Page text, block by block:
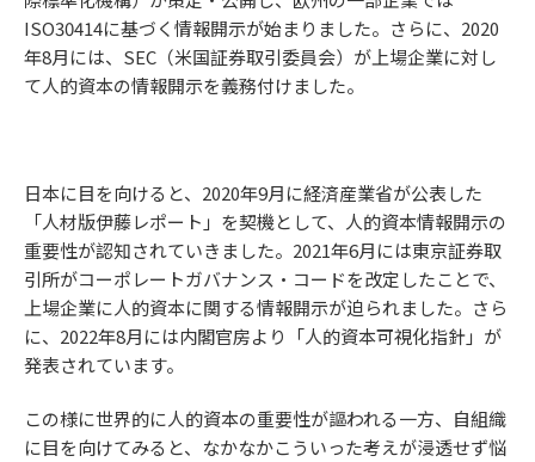
ISO30414に基づく情報開示が始まりました。さらに、2020
年8月には、SEC（米国証券取引委員会）が上場企業に対し
て人的資本の情報開示を義務付けました。
日本に目を向けると、2020年9月に経済産業省が公表した
「人材版伊藤レポート」を契機として、人的資本情報開示の
重要性が認知されていきました。2021年6月には東京証券取
引所がコーポレートガバナンス・コードを改定したことで、
上場企業に人的資本に関する情報開示が迫られました。さら
に、2022年8月には内閣官房より「人的資本可視化指針」が
発表されています。
この様に世界的に人的資本の重要性が謳われる一方、自組織
に目を向けてみると、なかなかこういった考えが浸透せず悩